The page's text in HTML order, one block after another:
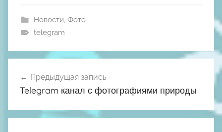
Новости, Фото
telegram
по
Предыдущая запись
Telegram канал с фотографиями природы